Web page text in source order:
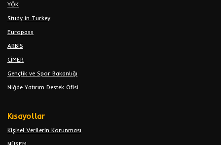
YÖK
Study in Turkey
Europass
ARBİS
CİMER
Gençlik ve Spor Bakanlığı
Niğde Yatırım Destek Ofisi
Kısayollar
Kişisel Verilerin Korunması